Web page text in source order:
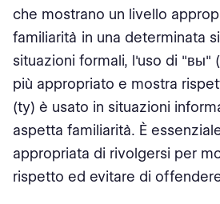
che mostrano un livello
familiarità in una determinata
situazioni formali, l'uso di "вы"
più appropriato e mostra
(ty) è usato in situazioni
aspetta familiarità. È
appropriata di rivolgersi per
rispetto ed evitare di